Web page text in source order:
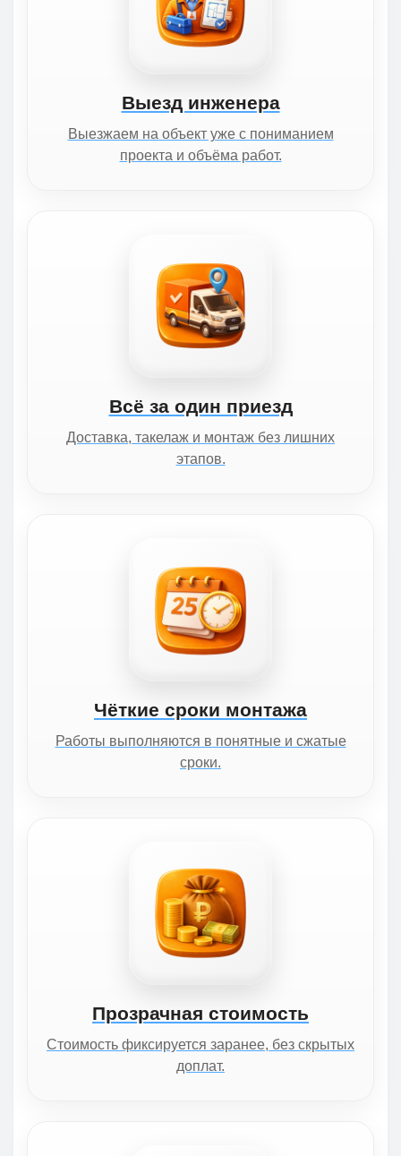
Выезд инженера
Выезжаем на объект уже с пониманием
проекта и объёма работ.
Всё за один приезд
Доставка, такелаж и монтаж без лишних
этапов.
Чёткие сроки монтажа
Работы выполняются в понятные и сжатые
сроки.
Прозрачная стоимость
Стоимость фиксируется заранее, без скрытых
доплат.